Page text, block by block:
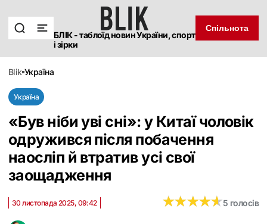
БЛІК - таблоїд новин України, спорт
і зірки
Спільнота
blik україна
Україна
«Був ніби уві сні»: у Китаї чоловік
одружився після побачення
наосліп й втратив усі свої
заощадження
30 листопада 2025, 09:42 ★★★★★
★★★★★5 голосів